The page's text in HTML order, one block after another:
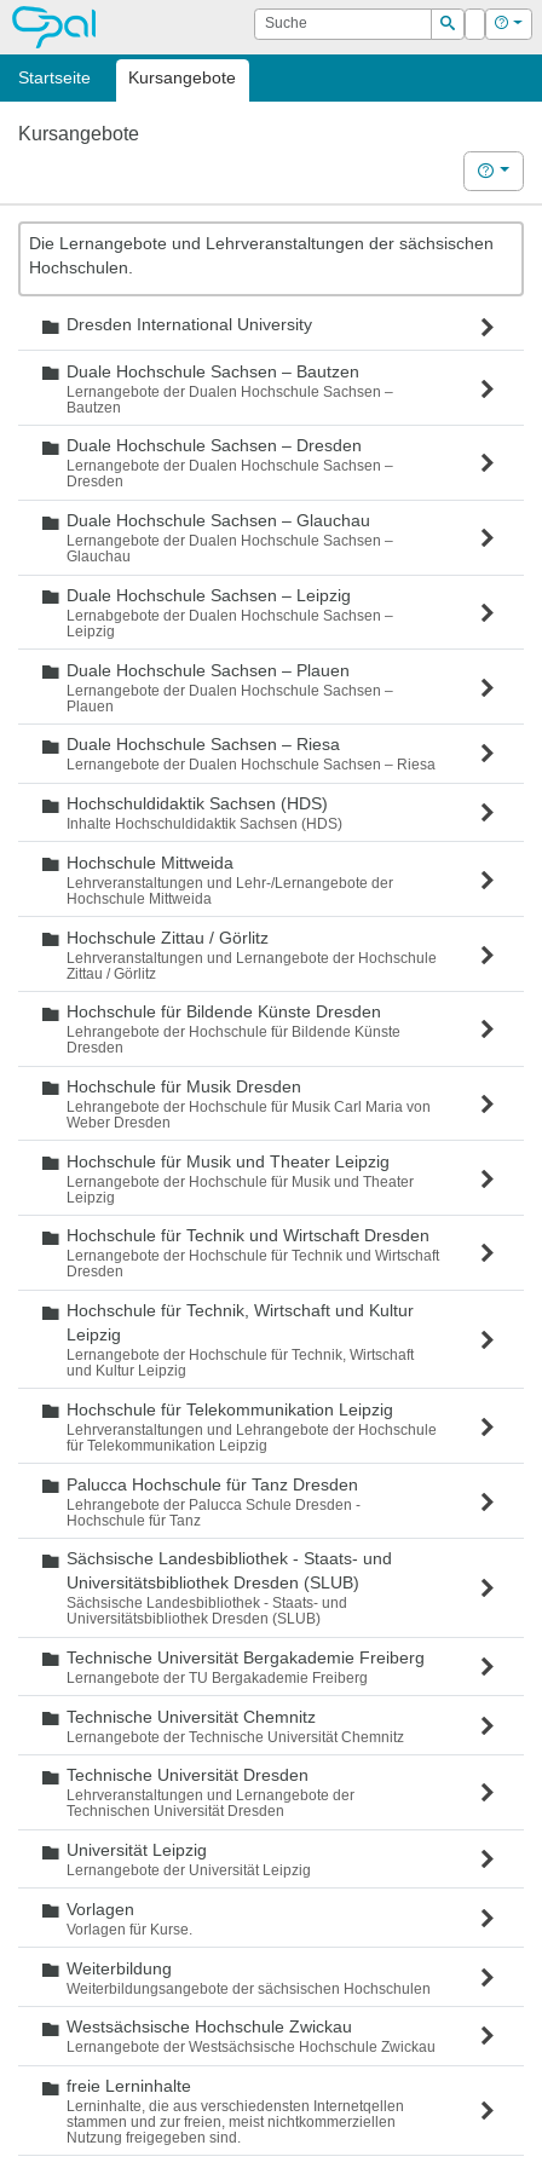
OPAL Suche
Suchen
Login Hilfe
Startseite Kursangebote
Kursangebote
Hilfe
Die Lernangebote und Lehrveranstaltungen der sächsischen
Hochschulen.
Ordner
Dresden International University
Ordner
Duale Hochschule Sachsen – Bautzen
Lernangebote der Dualen Hochschule Sachsen –
Bautzen
Ordner
Duale Hochschule Sachsen – Dresden
Lernangebote der Dualen Hochschule Sachsen –
Dresden
Ordner
Duale Hochschule Sachsen – Glauchau
Lernangebote der Dualen Hochschule Sachsen –
Glauchau
Ordner
Duale Hochschule Sachsen – Leipzig
Lernabgebote der Dualen Hochschule Sachsen –
Leipzig
Ordner
Duale Hochschule Sachsen – Plauen
Lernangebote der Dualen Hochschule Sachsen –
Plauen
Ordner
Duale Hochschule Sachsen – Riesa
Lernangebote der Dualen Hochschule Sachsen – Riesa
Ordner
Hochschuldidaktik Sachsen (HDS)
Inhalte Hochschuldidaktik Sachsen (HDS)
Ordner
Hochschule Mittweida
Lehrveranstaltungen und Lehr-/Lernangebote der
Hochschule Mittweida
Ordner
Hochschule Zittau / Görlitz
Lehrveranstaltungen und Lernangebote der Hochschule
Zittau / Görlitz
Ordner
Hochschule für Bildende Künste Dresden
Lehrangebote der Hochschule für Bildende Künste
Dresden
Ordner
Hochschule für Musik Dresden
Lehrangebote der Hochschule für Musik Carl Maria von
Weber Dresden
Ordner
Hochschule für Musik und Theater Leipzig
Lernangebote der Hochschule für Musik und Theater
Leipzig
Ordner
Hochschule für Technik und Wirtschaft Dresden
Lernangebote der Hochschule für Technik und Wirtschaft
Dresden
Ordner
Hochschule für Technik, Wirtschaft und Kultur
Leipzig
Lernangebote der Hochschule für Technik, Wirtschaft
und Kultur Leipzig
Ordner
Hochschule für Telekommunikation Leipzig
Lehrveranstaltungen und Lehrangebote der Hochschule
für Telekommunikation Leipzig
Ordner
Palucca Hochschule für Tanz Dresden
Lehrangebote der Palucca Schule Dresden -
Hochschule für Tanz
Ordner
Sächsische Landesbibliothek - Staats- und
Universitätsbibliothek Dresden (SLUB)
Sächsische Landesbibliothek - Staats- und
Universitätsbibliothek Dresden (SLUB)
Ordner
Technische Universität Bergakademie Freiberg
Lernangebote der TU Bergakademie Freiberg
Ordner
Technische Universität Chemnitz
Lernangebote der Technische Universität Chemnitz
Ordner
Technische Universität Dresden
Lehrveranstaltungen und Lernangebote der
Technischen Universität Dresden
Ordner
Universität Leipzig
Lernangebote der Universität Leipzig
Ordner
Vorlagen
Vorlagen für Kurse.
Ordner
Weiterbildung
Weiterbildungsangebote der sächsischen Hochschulen
Ordner
Westsächsische Hochschule Zwickau
Lernangebote der Westsächsische Hochschule Zwickau
Ordner
freie Lerninhalte
Lerninhalte, die aus verschiedensten Internetqellen
stammen und zur freien, meist nichtkommerziellen
Nutzung freigegeben sind.